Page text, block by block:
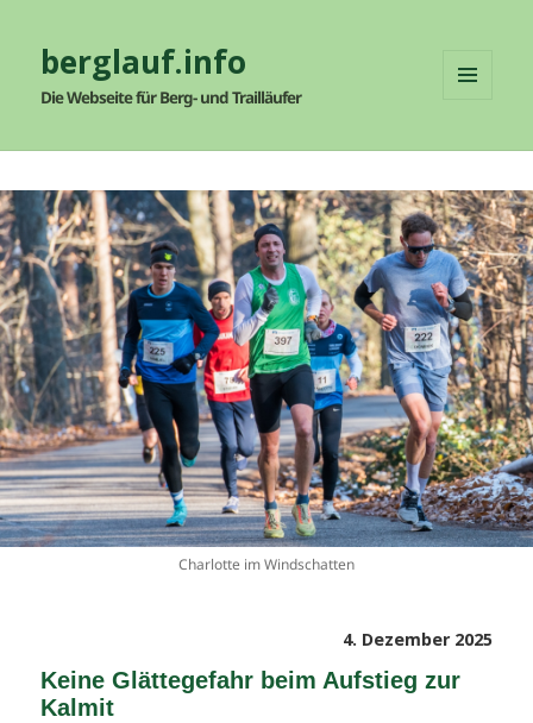
berglauf.info
Die Webseite für Berg- und Trailläufer
WIDGETS
Charlotte im Windschatten
Veröffentlicht
4. Dezember 2025
Keine Glättegefahr beim Aufstieg zur
Kalmit